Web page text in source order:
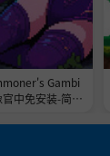
Gambi
中免安装-简中